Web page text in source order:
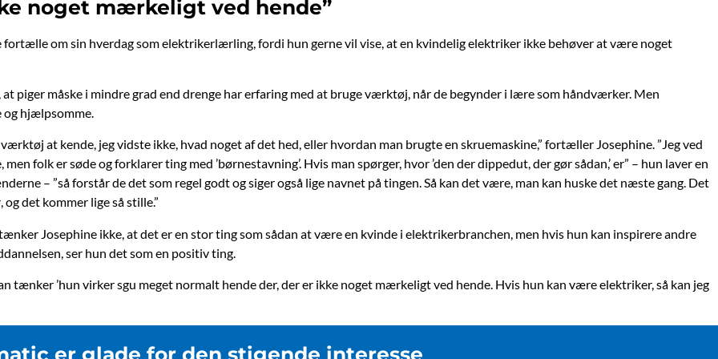
noget mærkeligt ved hende”
fortælle om sin hverdag som elektrikerlærling, fordi hun gerne vil vise, at en kvindelig elektriker ikke behøver at være noget
piger måske i mindre grad end drenge har erfaring med at bruge værktøj, når de begynder i lære som håndværker. Men
og hjælpsomme.
at kende, jeg vidste ikke, hvad noget af det hed, eller hvordan man brugte en skruemaskine,” fortæller Josephine. ”Jeg ved
folk er søde og forklarer ting med ’børnestavning’. Hvis man spørger, hvor ’den der dippedut, der gør sådan,’ er” – hun laver en
– ”så forstår de det som regel godt og siger også lige navnet på tingen. Så kan det være, man kan huske det næste gang. Det
, og det kommer lige så stille.”
Josephine ikke, at det er en stor ting som sådan at være en kvinde i elektrikerbranchen, men hvis hun kan inspirere andre
ser hun det som en positiv ting.
tænker ’hun virker sgu meget normalt hende der, der er ikke noget mærkeligt ved hende. Hvis hun kan være elektriker, så kan jeg